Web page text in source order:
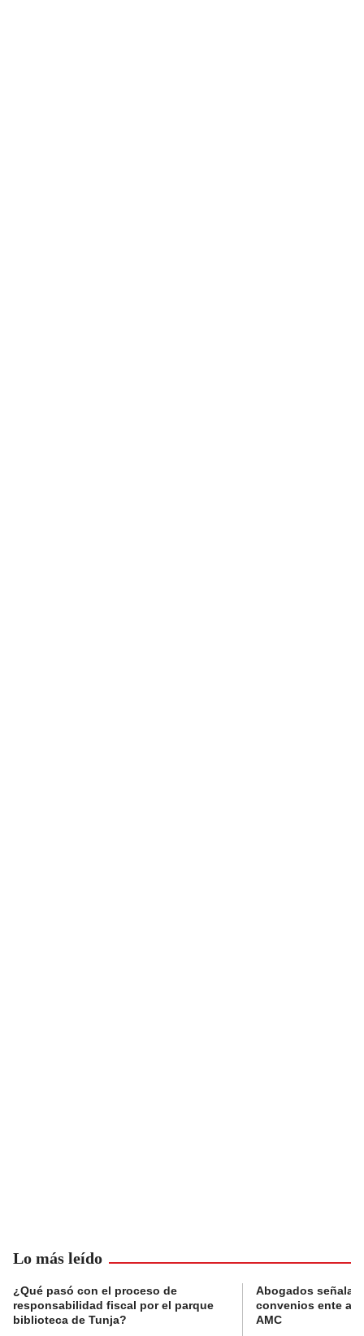
Lo más leído
¿Qué pasó con el proceso de
responsabilidad fiscal por el parque
biblioteca de Tunja?
Abogados
convenios ente
AMC